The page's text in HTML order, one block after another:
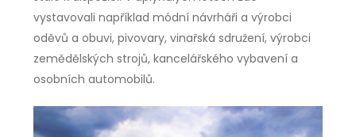
vystavovali například módní návrháři a výrobci
oděvů a obuvi, pivovary, vinařská sdružení, výrobci
zemědělských strojů, kancelářského vybavení a
osobních automobilů.